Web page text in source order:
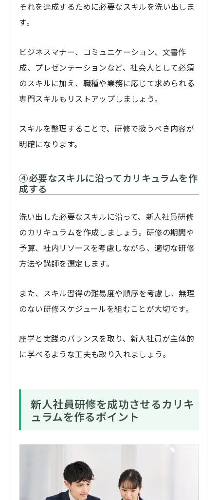
それを達成するために必要なスキルを洗い出しま
す。
ビジネスマナー、コミュニケーション、文書作
成、プレゼンテーションなど、社会人として必須
のスキルに加え、職種や業務に応じて求められる
専門スキルもリストアップしましょう。
スキルを整理することで、研修で扱うべき内容が
明確になります。
④必要なスキルに沿ってカリキュラムを作
成する
洗い出した必要なスキルに沿って、新人社員研修
のカリキュラムを作成しましょう。研修の期間や
予算、社内リソースを考慮しながら、適切な研修
方法や講師を選定します。
また、スキル習得の難易度や順序を考慮し、無理
のない研修スケジュールを組むことが大切です。
座学と実践のバランスを取り、新人社員が主体的
に学べるような工夫も取り入れましょう。
新人社員研修を成功させるカリキ
ュラムを作るポイント